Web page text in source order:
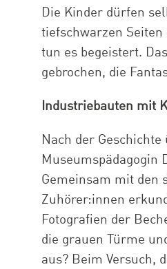
Die Kinder dürfen
tiefschwarzen Seiten
tun es begeistert.
gebrochen, die
Industriebauten mit
Nach der
Museumspädagogin
Gemeinsam mit den
Zuhörer:innen
Fotografien der
die grauen Türme
aus? Beim Versuch,